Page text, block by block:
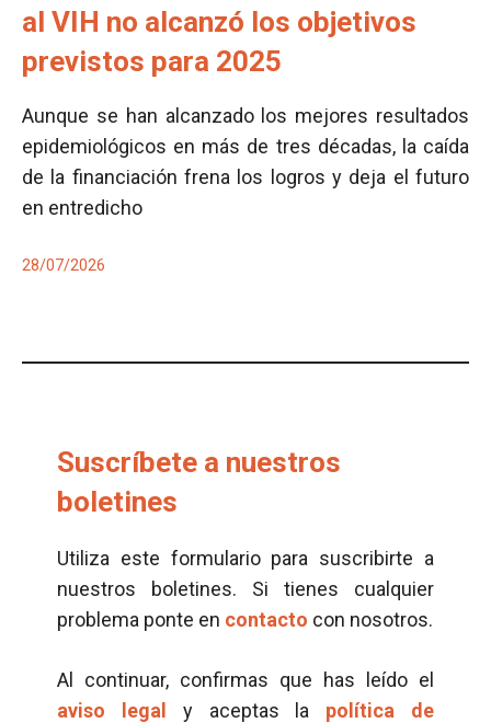
al VIH no alcanzó los objetivos
previstos para 2025
Aunque se han alcanzado los mejores resultados
epidemiológicos en más de tres décadas, la caída
de la financiación frena los logros y deja el futuro
en entredicho
28/07/2026
Suscríbete a nuestros
boletines
Utiliza este formulario para suscribirte a
nuestros boletines. Si tienes cualquier
problema ponte en contacto con nosotros.
Al continuar, confirmas que has leído el
aviso legal
y aceptas la política de